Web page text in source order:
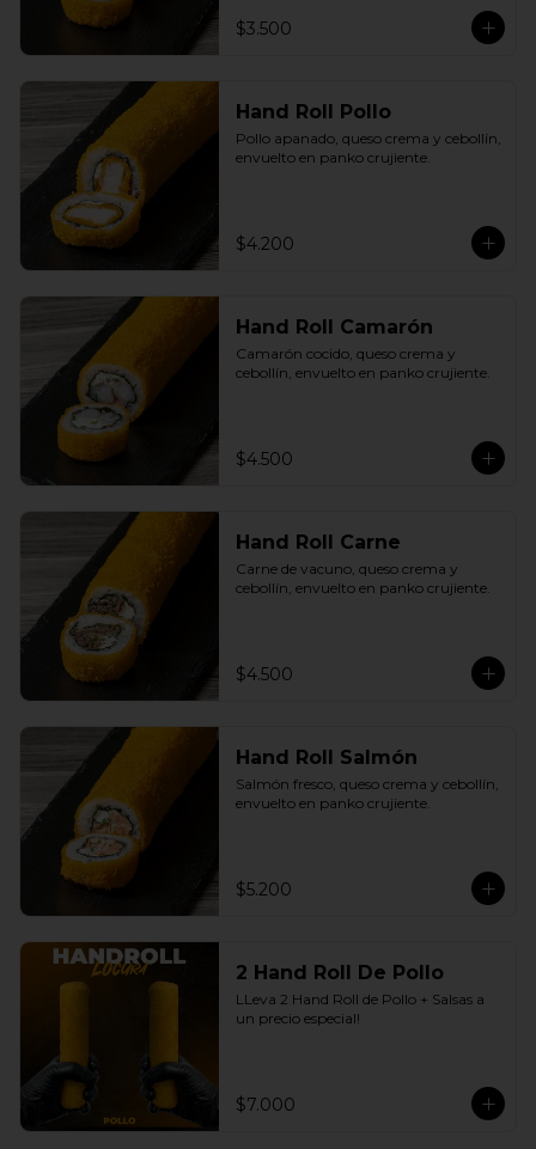
$3.500
Hand Roll Pollo
Pollo apanado, queso crema y cebollín,
envuelto en panko crujiente.
$4.200
Hand Roll Camarón
Camarón cocido, queso crema y
cebollín, envuelto en panko crujiente.
$4.500
Hand Roll Carne
Carne de vacuno, queso crema y
cebollín, envuelto en panko crujiente.
$4.500
Hand Roll Salmón
Salmón fresco, queso crema y cebollín,
envuelto en panko crujiente.
$5.200
2 Hand Roll De Pollo
LLeva 2 Hand Roll de Pollo + Salsas a
un precio especial!
$7.000